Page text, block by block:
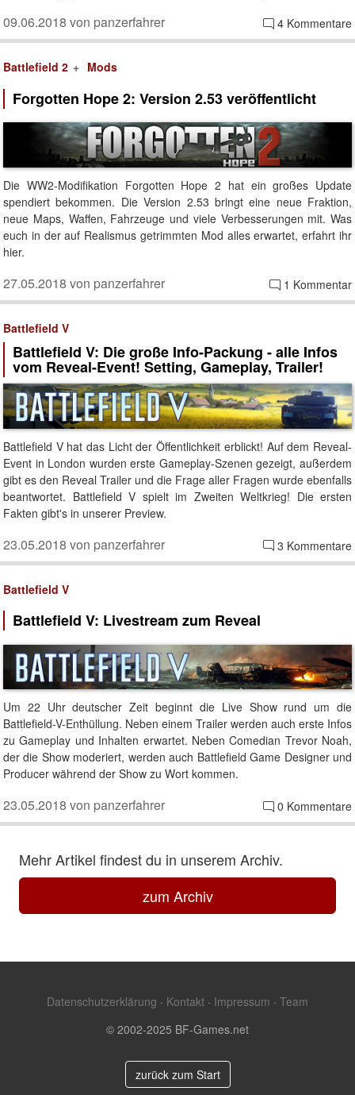
4 Kommentare
09.06.2018 von panzerfahrer
Battlefield 2 Mods
Forgotten Hope 2: Version 2.53 veröffentlicht
Die WW2-Modifikation Forgotten Hope 2 hat ein großes Update
spendiert bekommen. Die Version 2.53 bringt eine neue Fraktion,
neue Maps, Waffen, Fahrzeuge und viele Verbesserungen mit. Was
euch in der auf Realismus getrimmten Mod alles erwartet, erfahrt ihr
hier.
1 Kommentar
27.05.2018 von panzerfahrer
Battlefield V
Battlefield V: Die große Info-Packung - alle Infos
vom Reveal-Event! Setting, Gameplay, Trailer!
Battlefield V hat das Licht der Öffentlichkeit erblickt! Auf dem Reveal-
Event in London wurden erste Gameplay-Szenen gezeigt, außerdem
gibt es den Reveal Trailer und die Frage aller Fragen wurde ebenfalls
beantwortet. Battlefield V spielt im Zweiten Weltkrieg! Die ersten
Fakten gibt's in unserer Preview.
3 Kommentare
23.05.2018 von panzerfahrer
Battlefield V
Battlefield V: Livestream zum Reveal
Um 22 Uhr deutscher Zeit beginnt die Live Show rund um die
Battlefield-V-Enthüllung. Neben einem Trailer werden auch erste Infos
zu Gameplay und Inhalten erwartet. Neben Comedian Trevor Noah,
der die Show moderiert, werden auch Battlefield Game Designer und
Producer während der Show zu Wort kommen.
0 Kommentare
23.05.2018 von panzerfahrer
Mehr Artikel findest du in unserem Archiv.
zum Archiv
Datenschutzerklärung · Kontakt · Impressum · Team
© 2002-2025 BF-Games.net
zurück zum Start